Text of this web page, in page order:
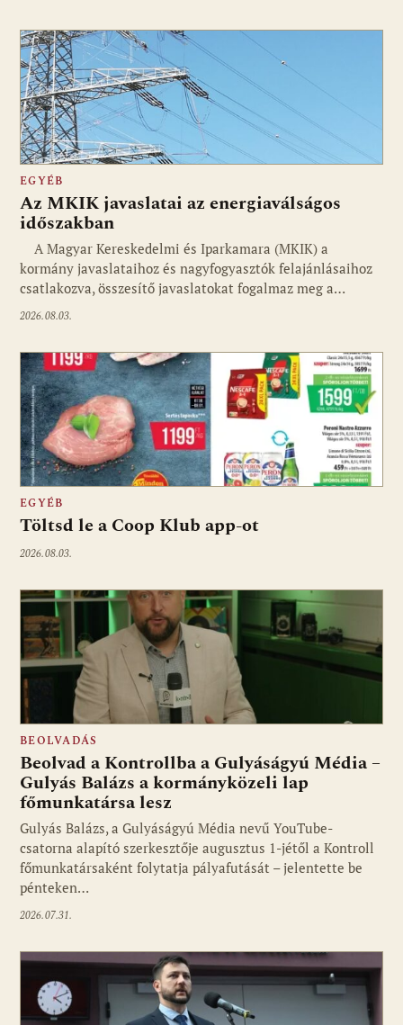
EGYÉB
Az MKIK javaslatai az energiaválságos
időszakban
A Magyar Kereskedelmi és Iparkamara (MKIK) a
kormány javaslataihoz és nagyfogyasztók felajánlásaihoz
csatlakozva, összesítő javaslatokat fogalmaz meg a…
2026.08.03.
EGYÉB
Töltsd le a Coop Klub app-ot
2026.08.03.
BEOLVADÁS
Beolvad a Kontrollba a Gulyáságyú Média –
Gulyás Balázs a kormányközeli lap
főmunkatársa lesz
Gulyás Balázs, a Gulyáságyú Média nevű YouTube-
csatorna alapító szerkesztője augusztus 1-jétől a Kontroll
főmunkatársaként folytatja pályafutását – jelentette be
pénteken…
2026.07.31.